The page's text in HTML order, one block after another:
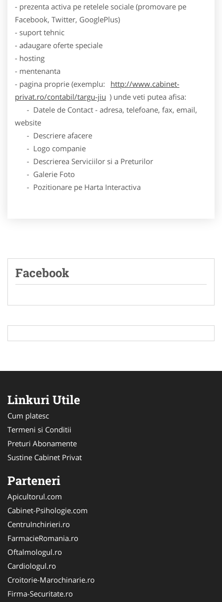
- prezenta activa pe retelele sociale (promovare pe
Facebook, Twitter, GooglePlus)
- suport tehnic
- adaugare oferte speciale
- hosting
- mentenanta
- pagina proprie (exemplu:
http://www.cabinet-
privat.ro/contabil/targu-jiu ) unde veti putea afisa:
- Datele de Contact - adresa, telefoane, fax, email,
website
- Descriere afacere
- Logo companie
- Descrierea Serviciilor si a Preturilor
- Galerie Foto
- Pozitionare pe Harta Interactiva
Facebook
Linkuri Utile
Cum platesc
Termeni si Conditii
Preturi Abonamente
Sustine Cabinet Privat
Parteneri
Apicultorul.com
Cabinet-Psihologie.com
CentruInchirieri.ro
FarmacieRomania.ro
Oftalmologul.ro
Cardiologul.ro
Croitorie-Marochinarie.ro
Firma-Securitate.ro